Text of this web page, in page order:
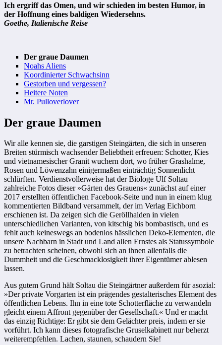
Ich ergriff das Omen, und wir schieden im besten Humor, in
der Hoffnung eines baldigen Wiedersehns.
Goethe, Italienische Reise
Der graue Daumen
Noahs Aliens
Koordinierter Schwachsinn
Gestorben und vergessen?
Heitere Noten
Mr. Pulloverlover
Der graue Daumen
Wir alle kennen sie, die garstigen Steingärten, die sich in unseren
Breiten stürmisch wachsender Beliebtheit erfreuen: Schotter, Kies
und vietnamesischer Granit wuchern dort, wo früher Grashalme,
Rosen und Löwenzahn einigermaßen einträchtig Sonnenlicht
schlürften. Verdienstvollerweise hat der Biologe Ulf Soltau
zahlreiche Fotos dieser »Gärten des Grauens« zunächst auf einer
2017 erstellten öffentlichen Facebook-Seite und nun in einem klug
kommentierten Bildband versammelt, der im Verlag Eichborn
erschienen ist. Da zeigen sich die Geröllhalden in vielen
unterschiedlichen Varianten, von kitschig bis bombastisch, und es
fehlt auch keineswegs an bodenlos hässlichen Deko-Elementen, die
unsere Nachbarn in Stadt und Land allen Ernstes als Statussymbole
zu betrachten scheinen, obwohl sich an ihnen allenfalls die
Dummheit und die Geschmacklosigkeit ihrer Eigentümer ablesen
lassen.
Aus gutem Grund hält Soltau die Steingärtner außerdem für asozial:
»Der private Vorgarten ist ein prägendes gestalterisches Element des
öffentlichen Lebens. Ihn in eine tote Schotterfläche zu verwandeln
gleicht einem Affront gegenüber der Gesellschaft.« Und er macht
das einzig Richtige: Er gibt sie dem Gelächter preis, indem er sie
vorführt. Ich kann dieses fotografische Gruselkabinett nur beherzt
weiterempfehlen. Lachen, staunen, schaudern Sie!